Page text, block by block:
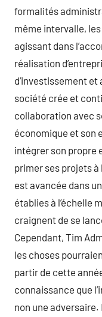
formalités
même intervalle,
agissant dans
réalisation
d’investissement
société crée et
collaboration avec
économique et son
intégrer son propre
primer ses projets à
est avancée dans
établies à l’échelle
craignent de se
Cependant, Tim
les choses
partir de cette
connaissance que
non une